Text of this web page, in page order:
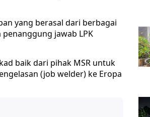
yang berasal dari berbagai
jawab LPK
baik dari pihak MSR untuk
(job welder) ke Eropa